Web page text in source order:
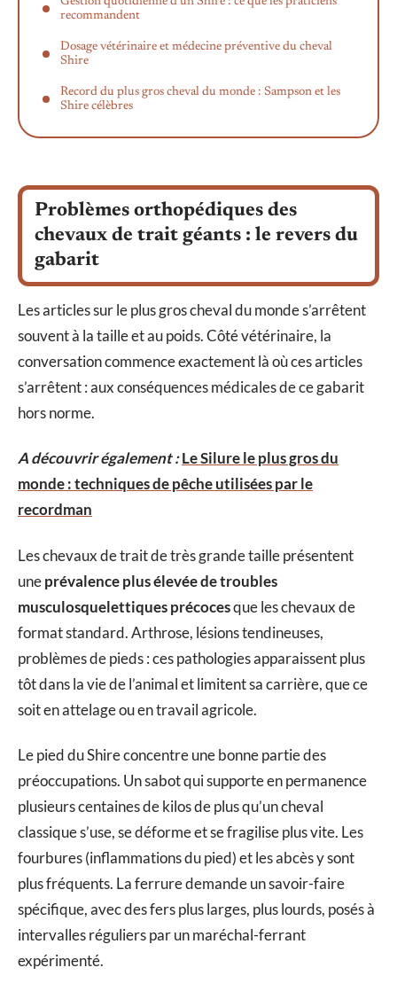
recommandent
Dosage vétérinaire et médecine préventive du cheval
Shire
Record du plus gros cheval du monde : Sampson et les
Shire célèbres
Problèmes orthopédiques des
chevaux de trait géants : le revers du
gabarit
Les articles sur le plus gros cheval du monde s’arrêtent
souvent à la taille et au poids. Côté vétérinaire, la
conversation commence exactement là où ces articles
s’arrêtent : aux conséquences médicales de ce gabarit
hors norme.
A découvrir également :Le Silure le plus gros du
monde : techniques de pêche utilisées par le
recordman
Les chevaux de trait de très grande taille présentent
uneprévalence plus élevée de troubles
musculosquelettiques précocesque les chevaux de
format standard. Arthrose, lésions tendineuses,
problèmes de pieds : ces pathologies apparaissent plus
tôt dans la vie de l’animal et limitent sa carrière, que ce
soit en attelage ou en travail agricole.
Le pied du Shire concentre une bonne partie des
préoccupations. Un sabot qui supporte en permanence
plusieurs centaines de kilos de plus qu’un cheval
classique s’use, se déforme et se fragilise plus vite. Les
fourbures (inflammations du pied) et les abcès y sont
plus fréquents. La ferrure demande un savoir-faire
spécifique, avec des fers plus larges, plus lourds, posés à
intervalles réguliers par un maréchal-ferrant
expérimenté.